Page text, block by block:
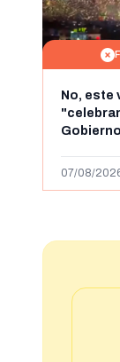
No, este
de 2024
07/08/